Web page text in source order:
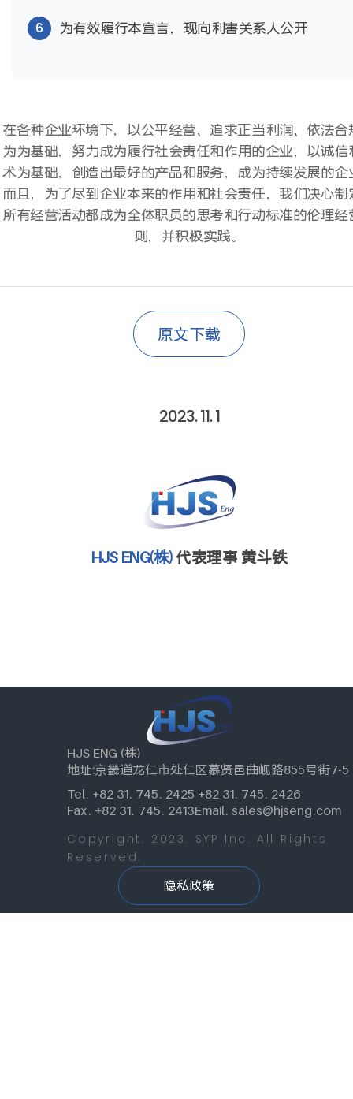
6 为有效履行本宣言，现向利害关系人公开
在各种企业环境下，以公平经营、追求正当利润、依法合
为为基础，努力成为履行社会责任和作用的企业，以诚信
术为基础，创造出最好的产品和服务，成为持续发展的企
而且，为了尽到企业本来的作用和社会责任，我们决心制
所有经营活动都成为全体职员的思考和行动标准的伦理经
则，并积极实践。
原文下载
2023. 11. 1
HJS ENG(株)代表理事 黄斗铁
HJS ENG (株)
地址:京畿道龙仁市处仁区慕贤邑曲岘路855号街7-5
Tel. +82 31. 745. 2425 +82 31. 745. 2426
Fax. +82 31. 745. 2413Email. sales@hjseng.com
Copyright. 2023. SYP Inc. All Rights
Reserved.
隐私政策